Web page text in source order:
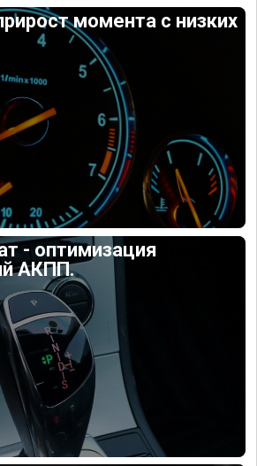
момента с низких
- оптимизация
АКПП.